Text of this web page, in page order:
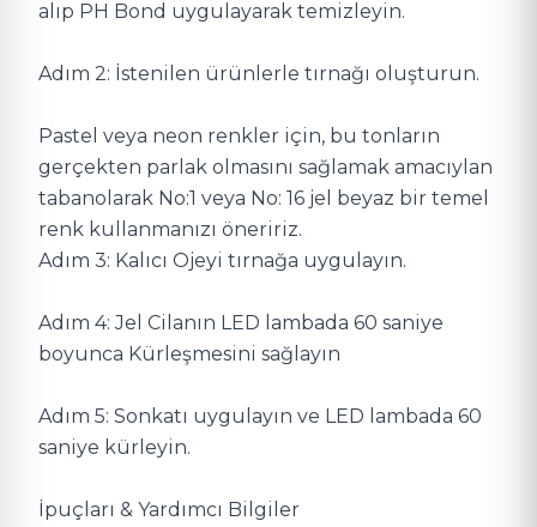
alıp PH Bond uygulayarak temizleyin.
Adım 2: İstenilen ürünlerle tırnağı oluşturun.
Pastel veya neon renkler için, bu tonların
gerçekten parlak olmasını sağlamak amacıylan
tabanolarak No:1 veya No: 16 jel beyaz bir temel
renk kullanmanızı öneririz.
Adım 3: Kalıcı Ojeyi tırnağa uygulayın.
Adım 4: Jel Cilanın LED lambada 60 saniye
boyunca Kürleşmesini sağlayın
Adım 5: Sonkatı uygulayın ve LED lambada 60
saniye kürleyin.
İpuçları & Yardımcı Bilgiler